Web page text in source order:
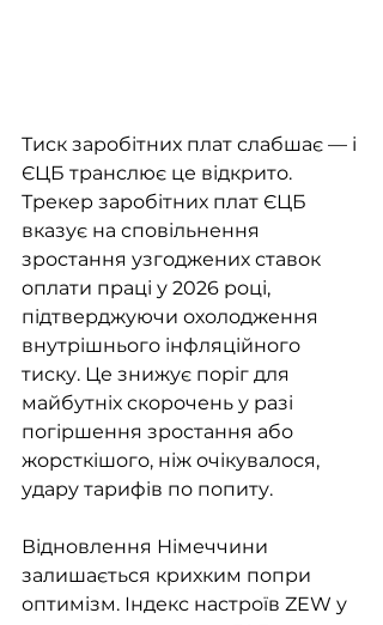
Тиск заробітних плат слабшає — і
ЄЦБ транслює це відкрито.
Трекер заробітних плат ЄЦБ
вказує на сповільнення
зростання узгоджених ставок
оплати праці у 2026 році,
підтверджуючи охолодження
внутрішнього інфляційного
тиску. Це знижує поріг для
майбутніх скорочень у разі
погіршення зростання або
жорсткішого, ніж очікувалося,
удару тарифів по попиту.
Відновлення Німеччини
залишається крихким попри
оптимізм. Індекс настроїв ZEW у